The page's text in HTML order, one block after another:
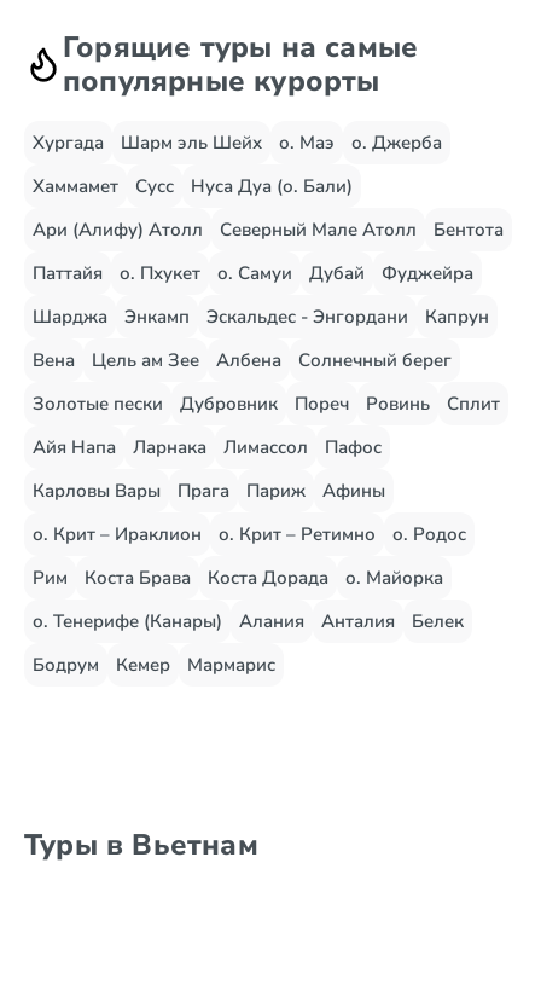
Горящие туры на самые
популярные курорты
Хургада Шарм эль Шейх о. Маэ
о. Джерба
Хаммамет
Сусс
Нуса Дуа (о. Бали)
Ари (Алифу) Атолл
Северный Мале Атолл
Бентота
Паттайя
о. Пхукет о. Самуи Дубай
Фуджейра
Шарджа
Энкамп Эскальдес - Энгордани
Капрун
Вена
Цель ам Зее Албена
Солнечный берег
Золотые пески
Дубровник Пореч Ровинь
Сплит
Айя Напа
Ларнака Лимассол
Пафос
Карловы Вары
Прага Париж
Афины
о. Крит – Ираклион
о. Крит – Ретимно
о. Родос
Рим
Коста Брава Коста Дорада
о. Майорка
о. Тенерифе (Канары)
Алания Анталия
Белек
Бодрум
Кемер Мармарис
Туры в Вьетнам